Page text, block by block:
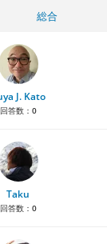
総合
J. Kato
回答数： 0
Taku
回答数： 0